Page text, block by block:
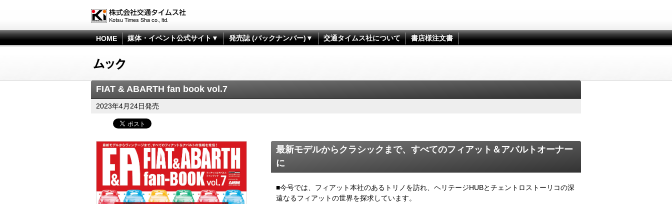
HOME 媒体・イベント公式サイト▼ 発売誌 (バックナンバー)▼ 交通タイムス社について 書店様注文書
FIAT & ABARTH fan book vol.7
2023年4月24日発売
最新モデルからクラシックまで、すべてのフィアット＆アバルトオーナー
に
■今号では、フィアット本社のあるトリノを訪れ、ヘリテージHUBとチェントロストーリコの深
遠なるフィアットの世界を探求しています。